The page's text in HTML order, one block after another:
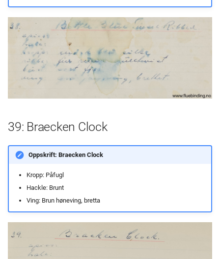
39: Braecken Clock
Oppskrift: Braecken Clock
Kropp: Påfugl
Hackle: Brunt
Ving: Brun høneving, bretta